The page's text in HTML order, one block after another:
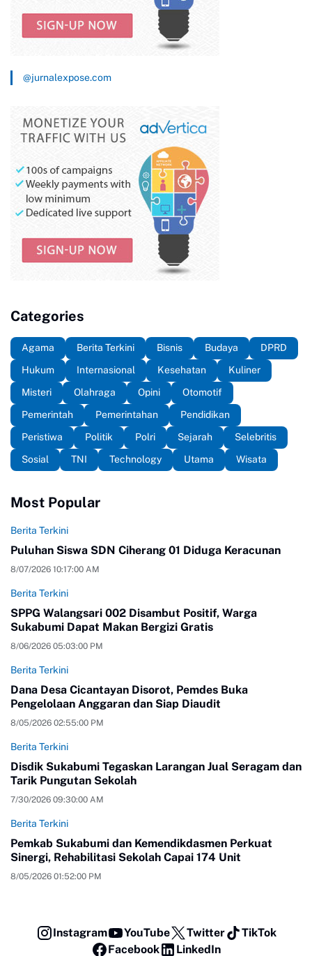
@jurnalexpose.com
Categories
Agama Berita Terkini Bisnis Budaya
DPRD
Hukum
Internasional Kesehatan
Kuliner
Misteri
Olahraga Opini
Otomotif
Pemerintah
Pemerintahan
Pendidikan
Peristiwa
Politik Polri Sejarah
Selebritis
Sosial
TNI Technology Utama Wisata
Most Popular
Berita Terkini
Puluhan Siswa SDN Ciherang 01 Diduga Keracunan
8/07/2026 10:17:00 AM
Berita Terkini
SPPG Walangsari 002 Disambut Positif, Warga
Sukabumi Dapat Makan Bergizi Gratis
8/06/2026 05:03:00 PM
Berita Terkini
Dana Desa Cicantayan Disorot, Pemdes Buka
Pengelolaan Anggaran dan Siap Diaudit
8/05/2026 02:55:00 PM
Berita Terkini
Disdik Sukabumi Tegaskan Larangan Jual Seragam dan
Tarik Pungutan Sekolah
7/30/2026 09:30:00 AM
Berita Terkini
Pemkab Sukabumi dan Kemendikdasmen Perkuat
Sinergi, Rehabilitasi Sekolah Capai 174 Unit
8/05/2026 01:52:00 PM
Instagram YouTube Twitter
TikTok
Facebook
LinkedIn